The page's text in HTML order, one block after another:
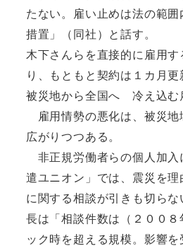
たない。雇い止めは法の範
措置」（同社）と話す。
木下さんらを直接的に雇用
り、もともと契約は１カ月更
被災地から全国へ 冷え込む
雇用情勢の悪化は、被災地
広がりつつある。
非正規労働者らの個人加入
遣ユニオン」では、震災を
に関する相談が引きも切ら
長は「相談件数は（２００８
ック時を超える規模。影響